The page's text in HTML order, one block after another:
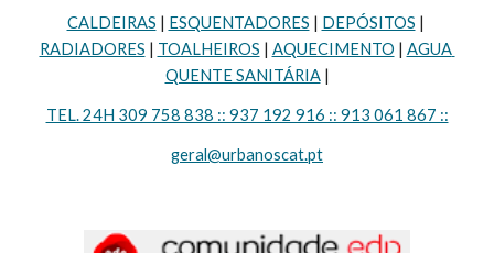
CALDEIRAS | ESQUENTADORES | DEPÓSITOS
RADIADORES | TOALHEIROS | AQUECIMENTO | AGUA
QUENTE SANITÁRIA |
TEL. 24H 309 758 838 :: 937 192 916 :: 913 061 867 ::
geral@urbanoscat.pt